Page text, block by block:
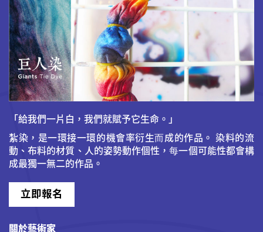
「給我們一片白，我們就賦予它生命。」
紮染，是一環接一環的機會率衍生而成的作品。 染料的流
動、布料的材質、人的姿勢動作個性，每一個可能性都會構
成最獨一無二的作品。
立即報名
關於藝術家